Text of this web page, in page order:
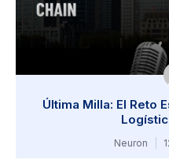
Última Milla: El Reto
Neuron